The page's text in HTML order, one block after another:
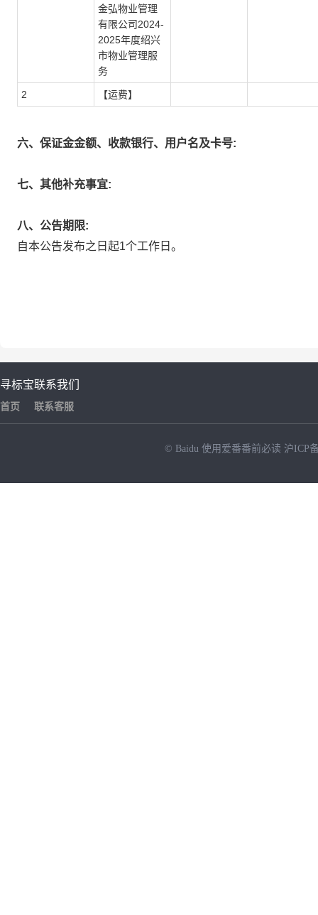
金弘物业管理
有限公司2024-
2025年度绍兴
市物业管理服
务
2 【运费】
六、保证金金额、收款银行、用户名及卡号:
七、其他补充事宜:
八、公告期限:
自本公告发布之日起1个工作日。
寻标宝
首页
联系我们
联系客服
© Baidu 使用爱番番前必读 沪ICP